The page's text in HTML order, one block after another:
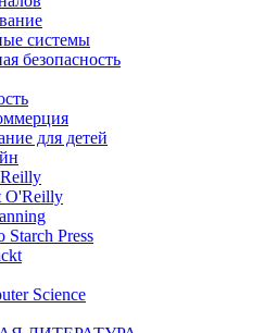
системы
безопасность
для детей
O'Reilly
Starch Press
Science